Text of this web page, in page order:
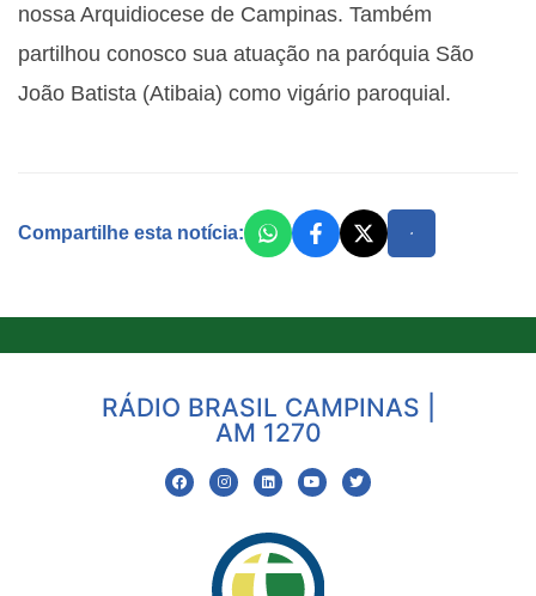
nossa Arquidiocese de Campinas. Também
partilhou conosco sua atuação na paróquia São
João Batista (Atibaia) como vigário paroquial.
Compartilhe esta notícia:
RÁDIO BRASIL CAMPINAS |
AM 1270